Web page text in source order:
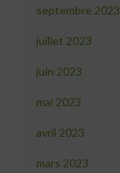
septembre 2023
juillet 2023
juin 2023
mai 2023
avril 2023
mars 2023